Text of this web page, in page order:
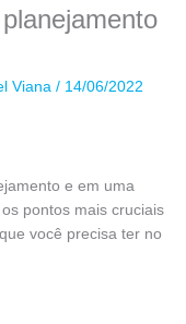
Viana / 14/06/2022
e em uma
pontos mais cruciais
você precisa ter no